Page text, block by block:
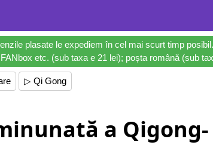
plasate le expediem în cel mai scurt timp
etc. (sub taxa e 21 lei); poșta română (sub
▷ Qi Gong
a Qigong-